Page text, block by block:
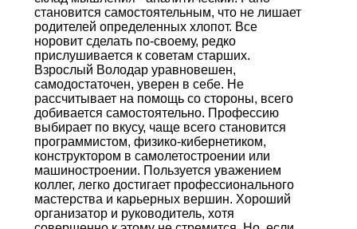
становится самостоятельным, что не лишает
родителей определенных хлопот. Все
норовит сделать по-своему, редко
прислушивается к советам старших.
Взрослый Володар уравновешен,
самодостаточен, уверен в себе. Не
рассчитывает на помощь со стороны, всего
добивается самостоятельно. Профессию
выбирает по вкусу, чаще всего становится
программистом, физико-кибернетиком,
конструктором в самолетостроении или
машиностроении. Пользуется уважением
коллег, легко достигает профессионального
мастерства и карьерных вершин. Хороший
организатор и руководитель, хотя